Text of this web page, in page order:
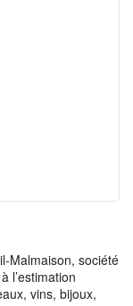
Malmaison, société
l’estimation
vins, bijoux,